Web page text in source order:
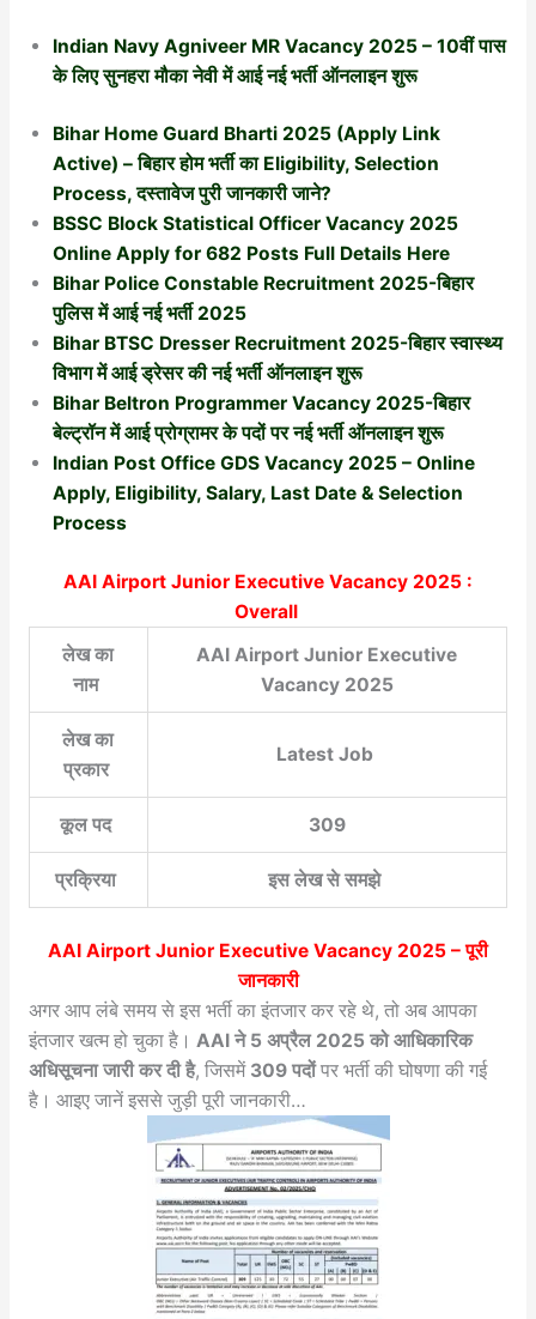
Indian Navy Agniveer MR Vacancy 2025 – 10वीं पास
के लिए सुनहरा मौका नेवी में आई नई भर्ती ऑनलाइन शुरू
Bihar Home Guard Bharti 2025 (Apply Link
Active) – बिहार होम भर्ती का Eligibility, Selection
Process, दस्तावेज पुरी जानकारी जाने?
BSSC Block Statistical Officer Vacancy 2025
Online Apply for 682 Posts Full Details Here
Bihar Police Constable Recruitment 2025-बिहार
पुलिस में आई नई भर्ती 2025
Bihar BTSC Dresser Recruitment 2025-बिहार स्वास्थ्य
विभाग में आई ड्रेसर की नई भर्ती ऑनलाइन शुरू
Bihar Beltron Programmer Vacancy 2025-बिहार
बेल्ट्रॉन में आई प्रोग्रामर के पदों पर नई भर्ती ऑनलाइन शुरू
Indian Post Office GDS Vacancy 2025 – Online
Apply, Eligibility, Salary, Last Date & Selection
Process
AAI Airport Junior Executive Vacancy 2025 :
Overall
लेख का
नाम
AAI Airport Junior Executive
Vacancy 2025
लेख का
प्रकार
Latest Job
कूल पद 309
प्रक्रिया इस लेख से समझे
AAI Airport Junior Executive Vacancy 2025 – पूरी
जानकारी
अगर आप लंबे समय से इस भर्ती का इंतजार कर रहे थे, तो अब आपका
इंतजार खत्म हो चुका है। AAI ने 5 अप्रैल 2025 को आधिकारिक
अधिसूचना जारी कर दी है, जिसमें 309 पदोंपर भर्ती की घोषणा की गई
है। आइए जानें इससे जुड़ी पूरी जानकारी…